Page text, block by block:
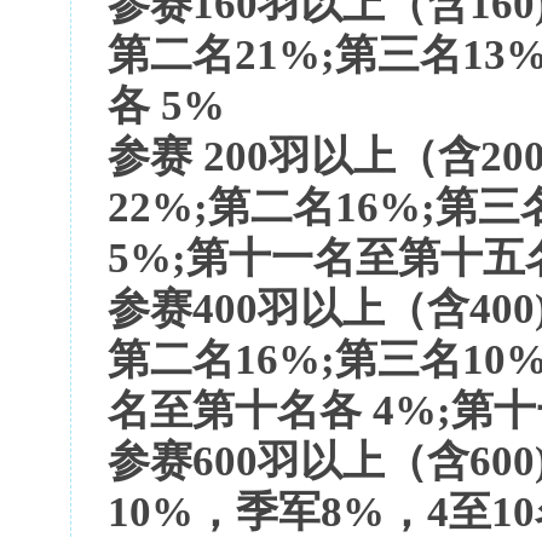
第二名21%;第三名
各 5%
参赛200羽以上（含
22%;第二名16%;第三
5%;第十一名至第十五
参赛400羽以上（含
第二名16%;第三名
名至第十名各 4%;第
参赛600羽以上（含
10%，季军8%，4至